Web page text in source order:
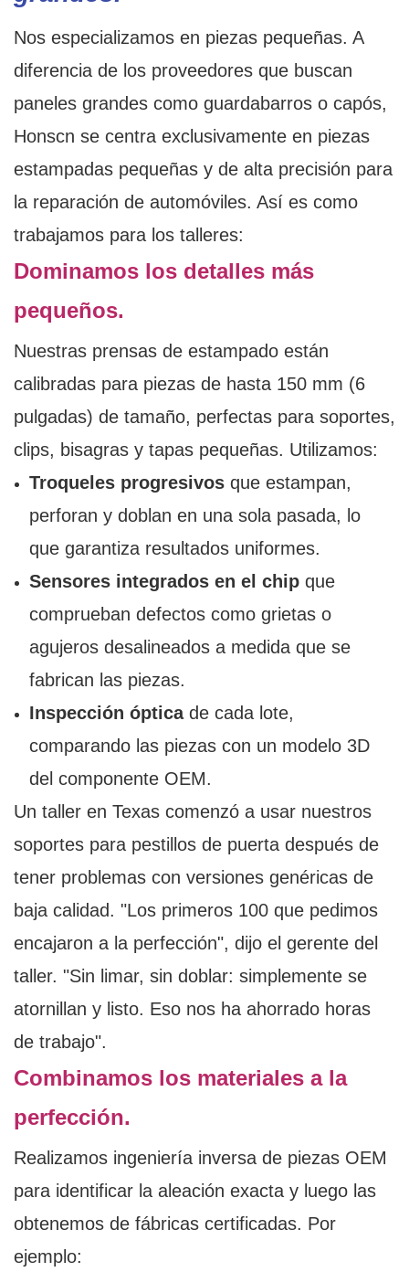
Nos especializamos en piezas pequeñas. A
diferencia de los proveedores que buscan
paneles grandes como guardabarros o capós,
Honscn se centra exclusivamente en piezas
estampadas pequeñas y de alta precisión para
la reparación de automóviles. Así es como
trabajamos para los talleres:
Dominamos los detalles más
pequeños.
Nuestras prensas de estampado están
calibradas para piezas de hasta 150 mm (6
pulgadas) de tamaño, perfectas para soportes,
clips, bisagras y tapas pequeñas. Utilizamos:
Troqueles progresivosque estampan,
perforan y doblan en una sola pasada, lo
que garantiza resultados uniformes.
Sensores integrados en el chipque
comprueban defectos como grietas o
agujeros desalineados a medida que se
fabrican las piezas.
Inspección ópticade cada lote,
comparando las piezas con un modelo 3D
del componente OEM.
Un taller en Texas comenzó a usar nuestros
soportes para pestillos de puerta después de
tener problemas con versiones genéricas de
baja calidad. "Los primeros 100 que pedimos
encajaron a la perfección", dijo el gerente del
taller. "Sin limar, sin doblar: simplemente se
atornillan y listo. Eso nos ha ahorrado horas
de trabajo".
Combinamos los materiales a la
perfección.
Realizamos ingeniería inversa de piezas OEM
para identificar la aleación exacta y luego las
obtenemos de fábricas certificadas. Por
ejemplo: